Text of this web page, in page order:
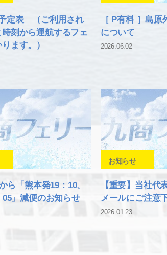
定表 （ご利用され
時刻から運航するフェ
ます。）
［ P有料 ］島
について
2026.06.02
ら「熊本発19：10、
05」減便のお知らせ
お知らせ
【重要】当社代
メールにご注意
2026.01.23